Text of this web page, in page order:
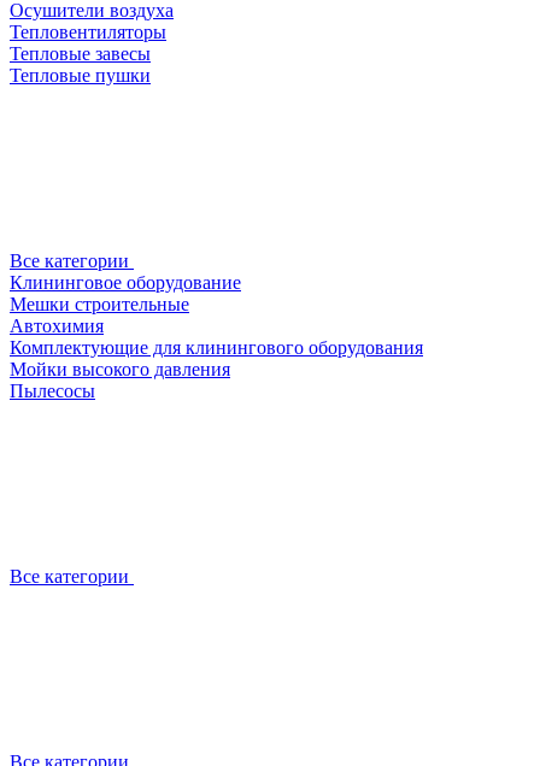
Осушители воздуха
Тепловентиляторы
Тепловые завесы
Тепловые пушки
Все категории
Клининговое оборудование
Мешки строительные
Автохимия
Комплектующие для клинингового оборудования
Мойки высокого давления
Пылесосы
Все категории
Все категории